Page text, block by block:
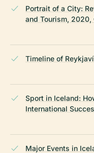
Portrait of a City:
and Tourism, 2020,
Timeline of
Sport in Iceland:
International
Major Events in